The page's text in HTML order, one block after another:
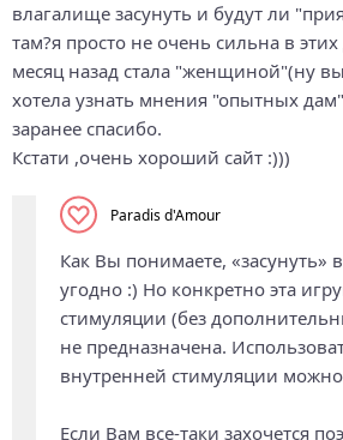
влагалище засунуть и будут ли
там?я просто не очень сильна в этих
месяц назад стала "женщиной"(ну
хотела узнать мнения "опытных
заранее спасибо.
Кстати ,очень хороший сайт :)))
Paradis d'Amour
Как Вы понимаете, «засунуть»
угодно :) Но конкретно эта
стимуляции (без
не предназначена.
внутренней стимуляции
Если Вам все-таки захочется